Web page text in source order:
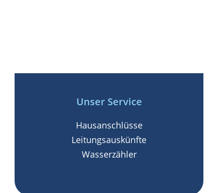
Unser Service
Hausanschlüsse
Leitungsauskünfte
Wasserzähler